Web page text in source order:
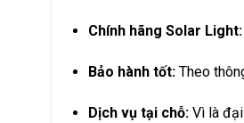
Chính hãng Solar Light:
Bảo hành tốt:Theo
Dịch vụ tại chỗ:Vì là đại